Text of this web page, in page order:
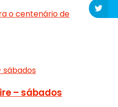
o centenário de
– sábados